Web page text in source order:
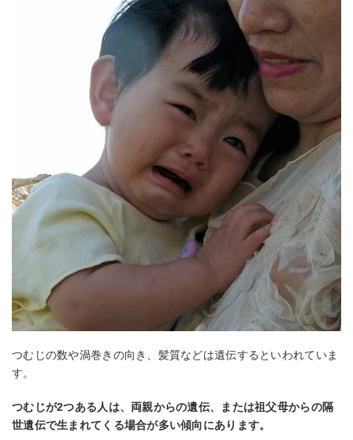
つむじの数や渦巻きの向き、髪質などは遺伝するといわれていま
す。
つむじが2つある人は、両親からの遺伝、または祖父母からの隔
世遺伝で生まれてくる場合が多い傾向にあります。